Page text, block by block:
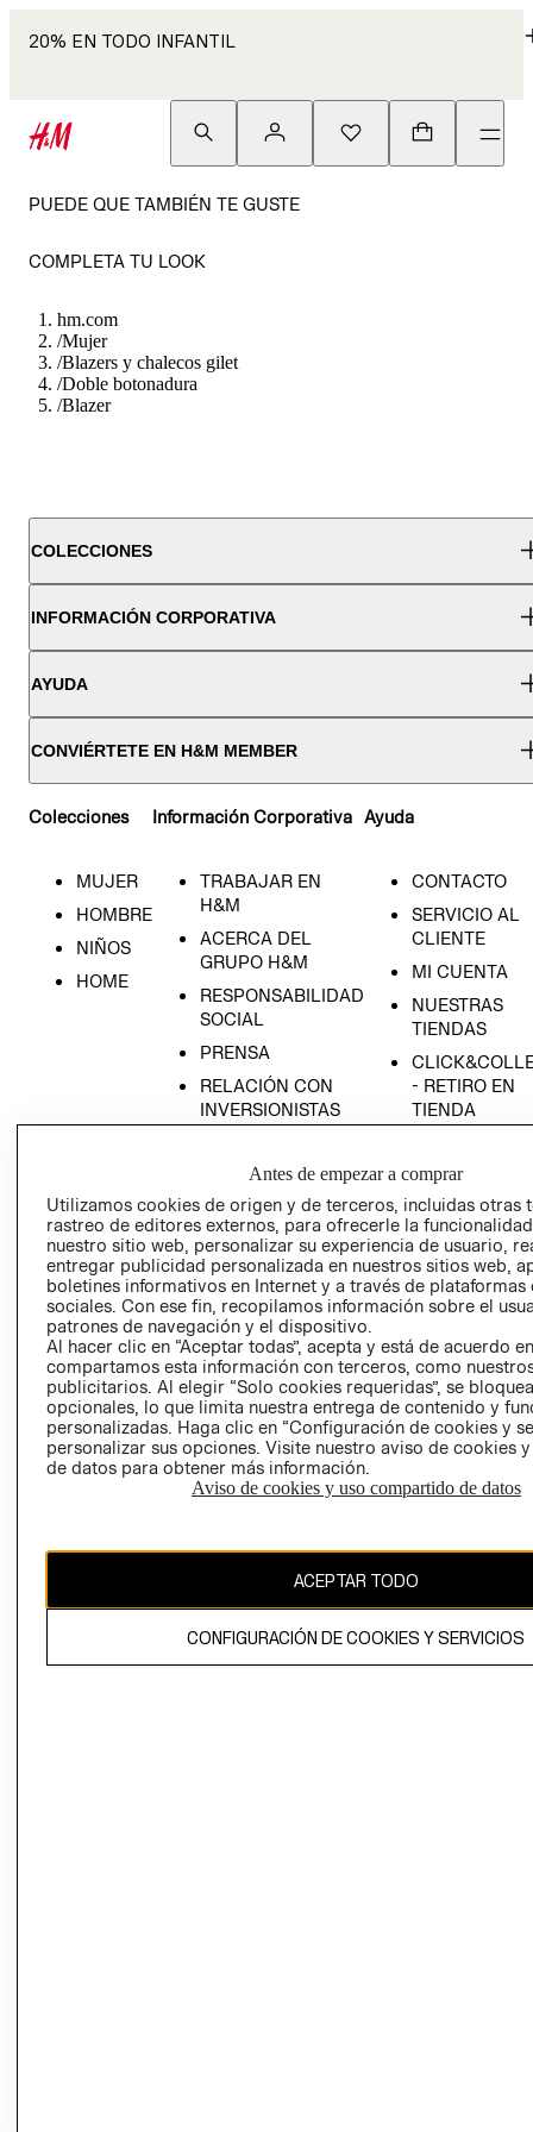
20% EN TODO INFANTIL
PUEDE QUE TAMBIÉN TE GUSTE
COMPLETA TU LOOK
hm.com
/Mujer
/Blazers y chalecos gilet
/Doble botonadura
/Blazer
COLECCIONES
INFORMACIÓN CORPORATIVA
AYUDA
CONVIÉRTETE EN H&M MEMBER
Colecciones
MUJER
HOMBRE
NIÑOS
HOME
Información Corporativa
TRABAJAR EN
H&M
ACERCA DEL
GRUPO H&M
RESPONSABILIDAD
SOCIAL
PRENSA
RELACIÓN CON
INVERSIONISTAS
EMPRESARIAL
Ayuda
CONTACTO
SERVICIO AL
CLIENTE
MI CUENTA
NUESTRAS
TIENDAS
- RETIRO EN
TIENDA
CONDICIONES
AVISO DE
PRIVACIDAD
GIFT CARD
AVISO DE
COOKIES
Chile ($)
El contenido de esta página web está protegido por copyright y es
propiedad de H&M Hennes & Mauritz AB.
Antes de empezar a comprar
Utilizamos cookies de origen y de terceros, incluidas otras
rastreo de editores externos, para ofrecerle la
nuestro sitio web, personalizar su experiencia de usuario,
entregar publicidad personalizada en nuestros sitios web,
boletines informativos en Internet y a través de plataformas
sociales. Con ese fin, recopilamos información sobre el
patrones de navegación y el dispositivo.
Al hacer clic en “Aceptar todas”, acepta y está de acuerdo
compartamos esta información con terceros, como
publicitarios. Al elegir “Solo cookies requeridas”, se
opcionales, lo que limita nuestra entrega de contenido y
personalizadas. Haga clic en “Configuración de cookies y
personalizar sus opciones. Visite nuestro aviso de cookies
de datos para obtener más información.
Aviso de cookies y uso compartido de datos
ACEPTAR TODO
CONFIGURACIÓN DE COOKIES Y SERVICIOS